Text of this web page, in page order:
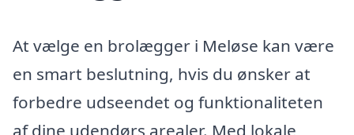
At vælge en brolægger i Meløse kan være
en smart beslutning, hvis du ønsker at
forbedre udseendet og funktionaliteten
af dine udendørs arealer. Med lokale